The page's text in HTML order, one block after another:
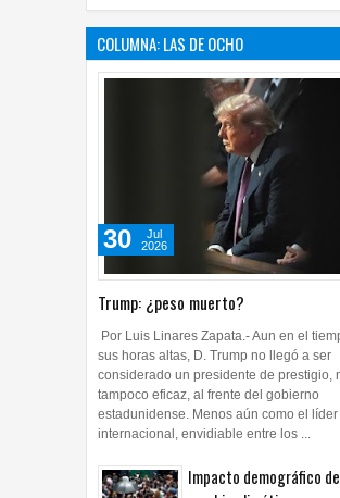
COLUMNA: LAS DE OCHO
Trump: ¿peso muerto?
30
2026
sus horas altas, D. Trump no llegó a ser
considerado un presidente de prestigio, ni
tampoco eficaz, al frente del gobierno
estadunidense. Menos aún como el líder
internacional, envidiable entre los ...
cambio climático